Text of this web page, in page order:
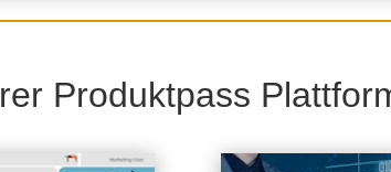
Produktpass